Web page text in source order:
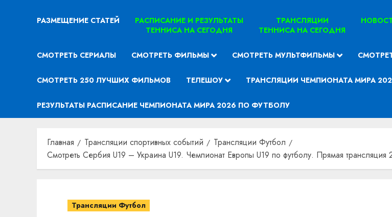
РАЗМЕЩЕНИЕ СТАТЕЙ
РАСПИСАНИЕ И РЕЗУЛЬТАТЫ
ТЕННИСА НА СЕГОДНЯ
ТРАНСЛЯЦИИ
ТЕННИСА НА СЕГОДНЯ
СМОТРЕТЬ СЕРИАЛЫ СМОТРЕТЬ ФИЛЬМЫ СМОТРЕТЬ МУЛЬТФИЛЬМЫ
СМОТРЕТЬ 250 ЛУЧШИХ ФИЛЬМОВ ТЕЛЕШОУ ТРАНСЛЯЦИИ ЧЕМПИОНАТА МИРА
РЕЗУЛЬТАТЫ РАСПИСАНИЕ ЧЕМПИОНАТА МИРА 2026 ПО ФУТБОЛУ
Главная Трансляции спортивных событий
Трансляции Футбол
Смотреть Сербия U19 – Украина U19. Чемпионат Европы U19 по футболу. Прямая
Трансляции Футбол